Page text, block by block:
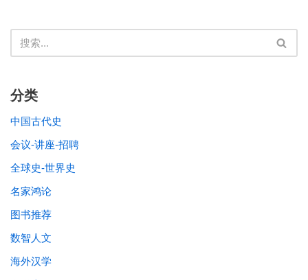
分类
中国古代史
会议-讲座-招聘
全球史-世界史
名家鸿论
图书推荐
数智人文
海外汉学